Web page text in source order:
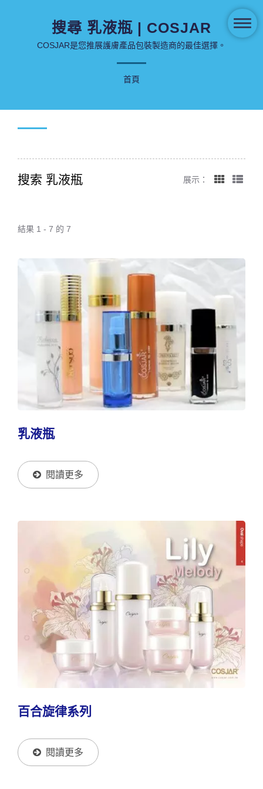
搜尋 乳液瓶 | COSJAR
COSJAR是您推展護膚產品包裝製造商的最佳選擇。
首頁
搜索 乳液瓶 展示：
結果 1 - 7 的 7
乳液瓶
閱讀更多
百合旋律系列
閱讀更多